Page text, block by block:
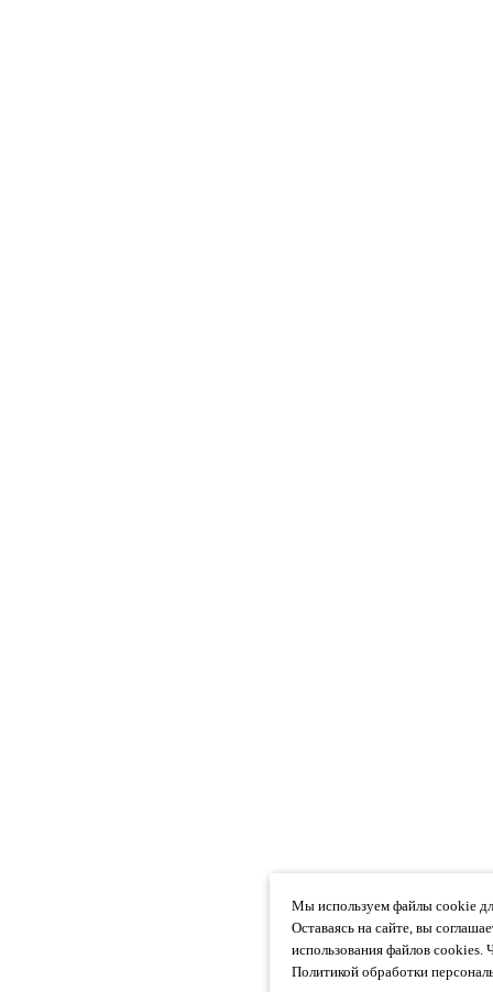
Мы используем файлы cookie
Оставаясь на сайте, вы
использования файлов cookies.
Политикой обработки